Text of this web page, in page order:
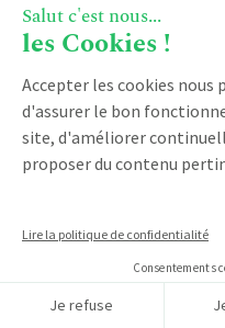
Elles conviennent à la majorité
Enfin, ne négligez pas la
données personnelles ; il
Règlement Général sur la
l’éditeur propose des
consentement, de purge
prérequis légal, pas une option.
Les erreurs
gestion de la
Salut c'est nous...
les Cookies !
Accepter les cookies nous
d'assurer le bon
site, d'améliorer
proposer du contenu
Lire la politique de confidentialité
Consentements
Je refuse